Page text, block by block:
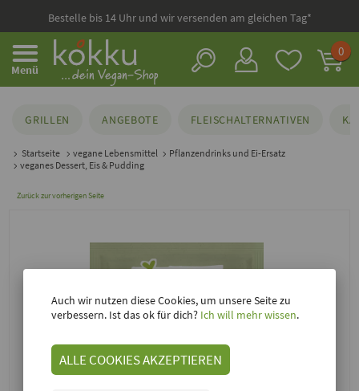
Bestelle bis 14 Uhr und wir versenden am gleichen Tag*
Menü
0
GRILLEN ANGEBOTE FLEISCHALTERNATIVEN
Startseite vegane Lebensmittel
Pflanzendrinks und Ei-Ersatz
veganes Dessert, Eis & Pudding
Zurück zur vorherigen Seite
Auch wir nutzen diese Cookies, um unsere Seite zu
verbessern. Ist das ok für dich? Ich will mehr wissen.
ALLE COOKIES AKZEPTIEREN